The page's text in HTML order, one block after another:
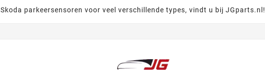
Skoda parkeersensoren voor veel verschillende types, vindt u bij JGparts.nl!